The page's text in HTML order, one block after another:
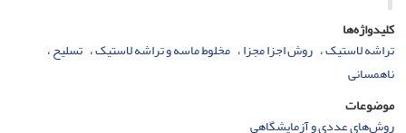
کلیدواژه‌ها
تراشه لاستیک روش اجزا مجزا مخلوط ماسه و تراشه لاستیک تسلیح
ناهمسانی
موضوعات
روش‌های عددی و آزمایشگاهی